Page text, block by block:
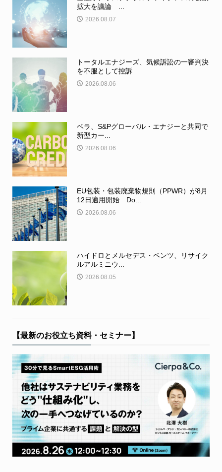
拡大を議論 ...
2026.08.07
トータルエナジーズ、気候訴訟の一審判決
を不服として控訴
2026.08.06
ベラ、S&Pグローバル・エナジーと共同で
新型カー...
2026.08.06
EU包装・包装廃棄物規則（PPWR）が8月
12日適用開始 Do...
2026.08.06
ハイドロとメルセデス・ベンツ、リサイク
ルアルミニウ...
2026.08.05
【最新のお役立ち資料・セミナー】